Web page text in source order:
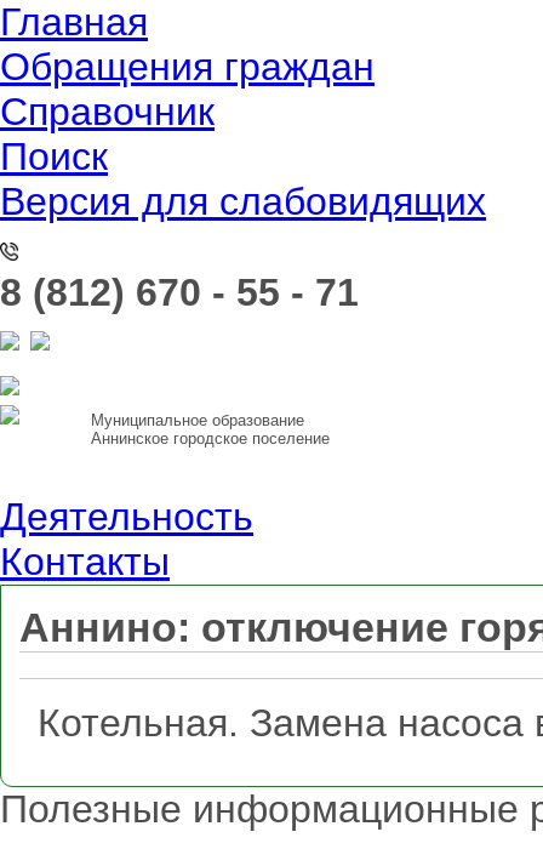
Главная
Обращения граждан
Справочник
Поиск
Версия для слабовидящих
8 (812) 670 - 55 - 71
Муниципальное образование
Аннинское городское поселение
Деятельность
Контакты
Аннино: отключение
Котельная. Замена насоса
Полезные информационные